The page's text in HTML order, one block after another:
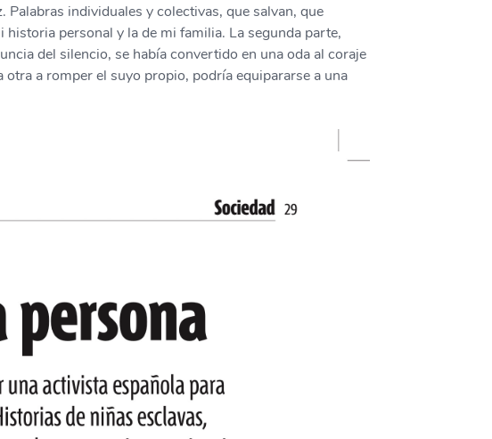
individuales y colectivas, que salvan, que
personal y la de mi familia. La segunda parte,
del silencio, se había convertido en una oda al coraje
a romper el suyo propio, podría equipararse a una